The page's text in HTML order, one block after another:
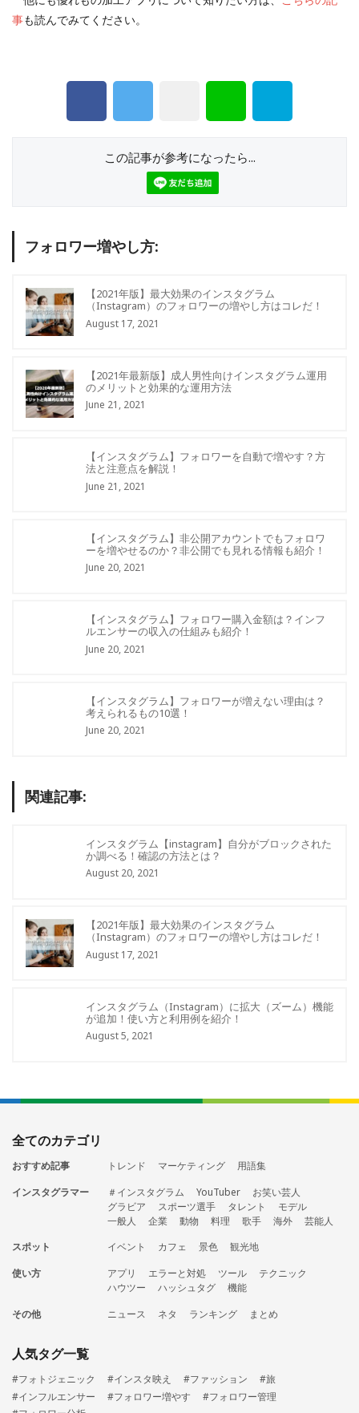
事も読んでみてください。
この記事が参考になったら...
フォロワー増やし方:
【2021年版】最大効果のインスタグラム
（Instagram）のフォロワーの増やし方はコレだ！
August 17, 2021
【2021年最新版】成人男性向けインスタグラム運用
のメリットと効果的な運用方法
June 21, 2021
【インスタグラム】フォロワーを自動で増やす？方
法と注意点を解説！
June 21, 2021
【インスタグラム】非公開アカウントでもフォロワ
ーを増やせるのか？非公開でも見れる情報も紹介！
June 20, 2021
【インスタグラム】フォロワー購入金額は？インフ
ルエンサーの収入の仕組みも紹介！
June 20, 2021
【インスタグラム】フォロワーが増えない理由は？
考えられるもの10選！
June 20, 2021
関連記事:
インスタグラム【instagram】自分がブロックされた
か調べる！確認の方法とは？
August 20, 2021
【2021年版】最大効果のインスタグラム
（Instagram）のフォロワーの増やし方はコレだ！
August 17, 2021
インスタグラム（Instagram）に拡大（ズーム）機能
が追加！使い方と利用例を紹介！
August 5, 2021
全てのカテゴリ
おすすめ記事 トレンド マーケティング
用語集
インスタグラマー
＃インスタグラム YouTuber
お笑い芸人
グラビア
スポーツ選手 タレント
モデル
一般人
企業 動物 料理 歌手 海外
芸能人
スポット
イベント カフェ 景色
観光地
使い方
アプリ エラーと対処 ツール
テクニック
ハウツー
ハッシュタグ
機能
その他
ニュース ネタ ランキング まとめ
人気タグ一覧
#フォトジェニック #インスタ映え #ファッション
#旅
#インフルエンサー
#フォロワー増やす
#フォロワー管理